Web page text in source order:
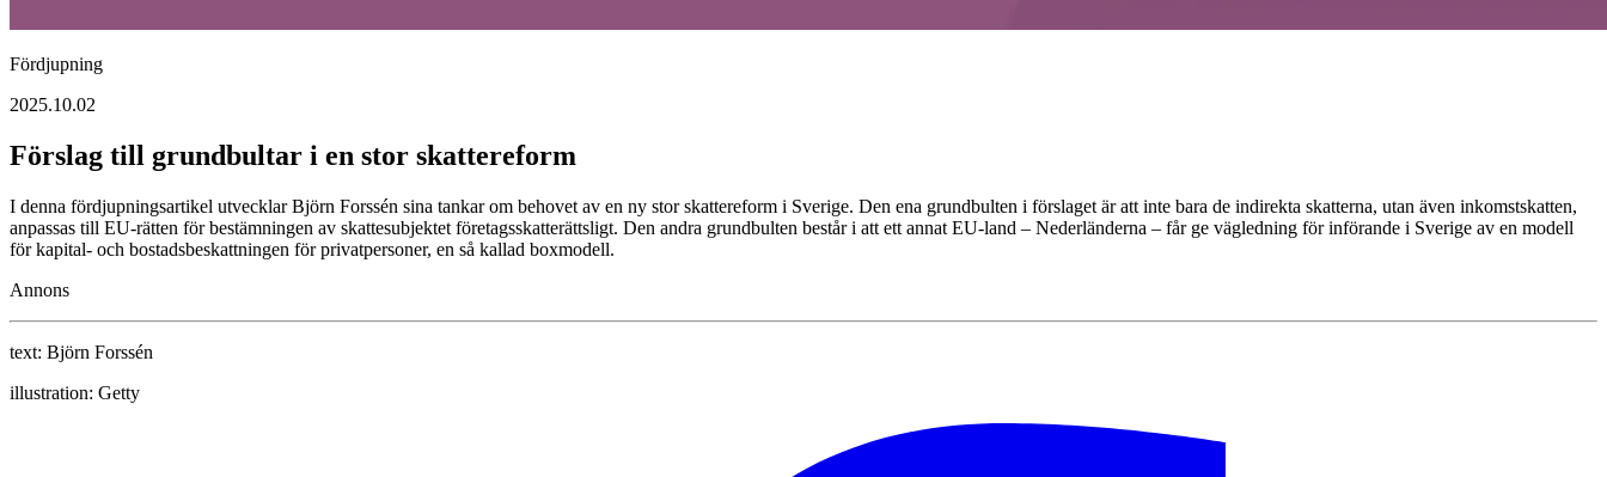
Fördjupning
2025.10.02
Förslag till grundbultar i en stor skattereform
I denna fördjupningsartikel utvecklar Björn Forssén sina tankar om behovet av en ny stor skattereform i Sverige. Den ena grundbulten i förslaget är att inte bara de indirekta skatterna, utan även inkomstskatten,
anpassas till EU-rätten för bestämningen av skattesubjektet företagsskatterättsligt. Den andra grundbulten består i att ett annat EU-land – Nederländerna – får ge vägledning för införande i Sverige av en modell
för kapital- och bostadsbeskattningen för privatpersoner, en så kallad boxmodell.
Annons
text: Björn Forssén
illustration: Getty